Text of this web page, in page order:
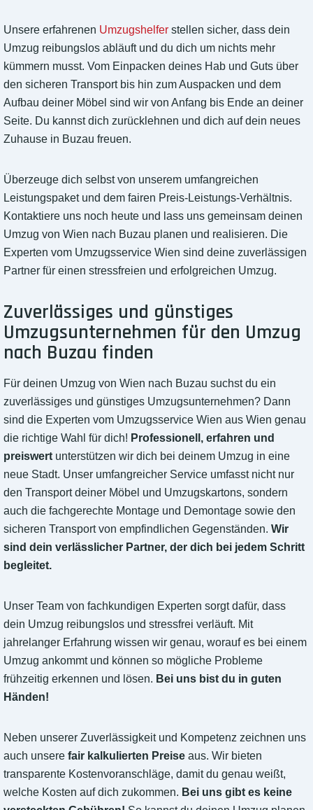
Unsere erfahrenen Umzugshelfer stellen sicher, dass dein
Umzug reibungslos abläuft und du dich um nichts mehr
kümmern musst. Vom Einpacken deines Hab und Guts über
den sicheren Transport bis hin zum Auspacken und dem
Aufbau deiner Möbel sind wir von Anfang bis Ende an deiner
Seite. Du kannst dich zurücklehnen und dich auf dein neues
Zuhause in Buzau freuen.
Überzeuge dich selbst von unserem umfangreichen
Leistungspaket und dem fairen Preis-Leistungs-Verhältnis.
Kontaktiere uns noch heute und lass uns gemeinsam deinen
Umzug von Wien nach Buzau planen und realisieren. Die
Experten vom Umzugsservice Wien sind deine zuverlässigen
Partner für einen stressfreien und erfolgreichen Umzug.
Zuverlässiges und günstiges
Umzugsunternehmen für den Umzug
nach Buzau finden
Für deinen Umzug von Wien nach Buzau suchst du ein
zuverlässiges und günstiges Umzugsunternehmen? Dann
sind die Experten vom Umzugsservice Wien aus Wien genau
die richtige Wahl für dich! Professionell, erfahren und
preiswert unterstützen wir dich bei deinem Umzug in eine
neue Stadt. Unser umfangreicher Service umfasst nicht nur
den Transport deiner Möbel und Umzugskartons, sondern
auch die fachgerechte Montage und Demontage sowie den
sicheren Transport von empfindlichen Gegenständen. Wir
sind dein verlässlicher Partner, der dich bei jedem Schritt
begleitet.
Unser Team von fachkundigen Experten sorgt dafür, dass
dein Umzug reibungslos und stressfrei verläuft. Mit
jahrelanger Erfahrung wissen wir genau, worauf es bei einem
Umzug ankommt und können so mögliche Probleme
frühzeitig erkennen und lösen. Bei uns bist du in guten
Händen!
Neben unserer Zuverlässigkeit und Kompetenz zeichnen uns
auch unsere fair kalkulierten Preise aus. Wir bieten
transparente Kostenvoranschläge, damit du genau weißt,
welche Kosten auf dich zukommen. Bei uns gibt es keine